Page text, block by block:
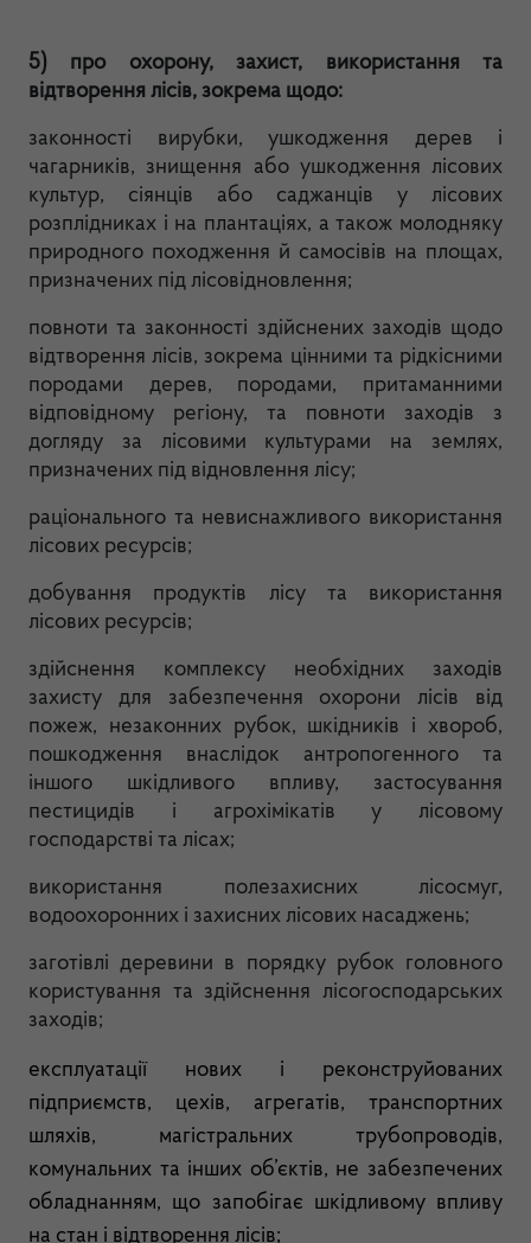
5) про охорону, захист, використання та
відтворення лісів, зокрема щодо:
законності вирубки, ушкодження дерев і
чагарників, знищення або ушкодження лісових
культур, сіянців або саджанців у лісових
розплідниках і на плантаціях, а також молодняку
природного походження й самосівів на площах,
призначених під лісовідновлення;
повноти та законності здійснених заходів щодо
відтворення лісів, зокрема цінними та рідкісними
породами дерев, породами, притаманними
відповідному регіону, та повноти заходів з
догляду за лісовими культурами на землях,
призначених під відновлення лісу;
раціонального та невиснажливого використання
лісових ресурсів;
добування продуктів лісу та використання
лісових ресурсів;
здійснення комплексу необхідних заходів
захисту для забезпечення охорони лісів від
пожеж, незаконних рубок, шкідників і хвороб,
пошкодження внаслідок антропогенного та
іншого шкідливого впливу, застосування
пестицидів і агрохімікатів у лісовому
господарстві та лісах;
використання полезахисних лісосмуг,
водоохоронних і захисних лісових насаджень;
заготівлі деревини в порядку рубок головного
користування та здійснення лісогосподарських
заходів;
експлуатації нових і реконструйованих
підприємств, цехів, агрегатів, транспортних
шляхів, магістральних трубопроводів,
комунальних та інших об’єктів, не забезпечених
обладнанням, що запобігає шкідливому впливу
на стан і відтворення лісів;